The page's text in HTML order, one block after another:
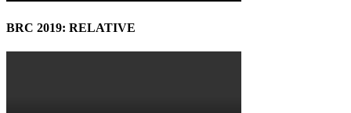
BRC 2019: RELATIVE